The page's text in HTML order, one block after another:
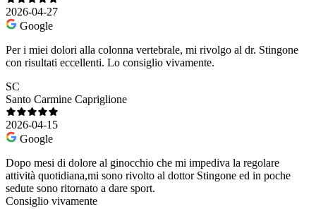
2026-04-27
Google
Per i miei dolori alla colonna vertebrale, mi rivolgo al dr. Stingone
con risultati eccellenti. Lo consiglio vivamente.
SC
Santo Carmine Capriglione
2026-04-15
Google
Dopo mesi di dolore al ginocchio che mi impediva la regolare
attività quotidiana,mi sono rivolto al dottor Stingone ed in poche
sedute sono ritornato a dare sport.
Consiglio vivamente